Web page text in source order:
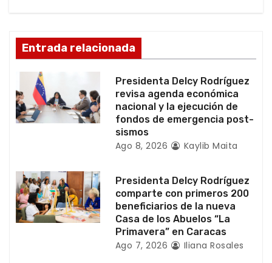
d
e
e
n
r
a
d
Entrada relacionada
Presidenta Delcy Rodríguez
revisa agenda económica
nacional y la ejecución de
fondos de emergencia post-
sismos
Ago 8, 2026 Kaylib Maita
Presidenta Delcy Rodríguez
comparte con primeros 200
beneficiarios de la nueva
Casa de los Abuelos “La
Primavera” en Caracas
Ago 7, 2026 Iliana Rosales